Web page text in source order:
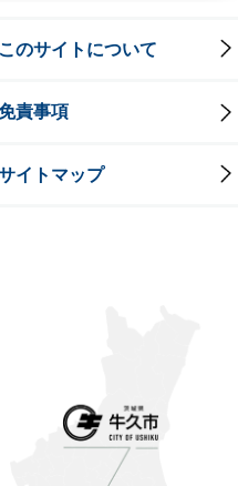
このサイトについて
責事項
イトマップ